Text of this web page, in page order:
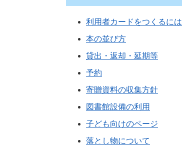
利用者カードをつくるには
本の並び方
貸出・返却・延期等
予約
寄贈資料の収集方針
図書館設備の利用
子ども向けのページ
落とし物について